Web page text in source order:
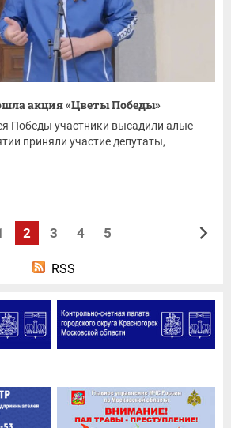
акция «Цветы Победы»
Победы участники высадили алые
приняли участие депутаты,
2 3 4 5
RSS